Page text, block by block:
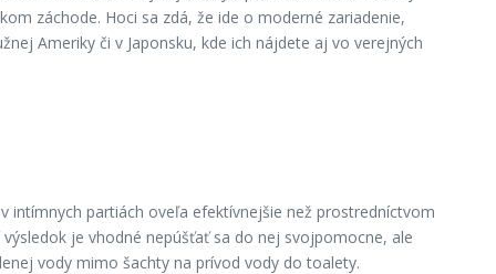
záchode. Hoci sa zdá, že ide o moderné zariadenie,
Ameriky či v Japonsku, kde ich nájdete aj vo verejných
partiách oveľa efektívnejšie než prostredníctvom
je vhodné nepúšťať sa do nej svojpomocne, ale
vody mimo šachty na prívod vody do toalety.